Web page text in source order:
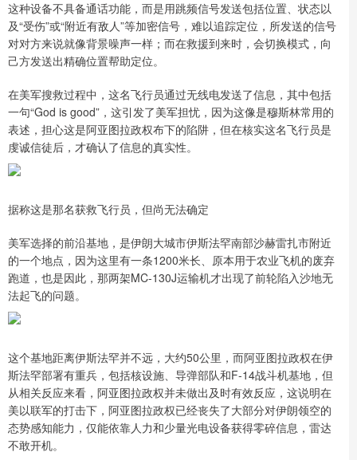
这种设备不具备通话功能，而是用跳频信号发送包括位置、状态以
及“受伤”或“附近有敌人”等加密信号，难以追踪定位，所发送的信号
对对方来说就像背景噪声一样；而在救援到来时，会切换模式，向
己方发送出精确位置帮助定位。
在美军搜救过程中，这名飞行员通过无线电发送了信息，其中包括
一句“God is good”，这引发了美军担忧，因为这像是穆斯林常用的
表述，担心这是阿亚图拉政权布下的陷阱，但在核实这名飞行员是
虔诚信徒后，才确认了信息的真实性。
据称这是那名获救飞行员，但尚无法确定
美军选择的前沿基地，是伊朗大城市伊斯法罕南部沙赫雷扎市附近
的一个地点，因为这里有一条1200米长、原本用于农业飞机的废弃
跑道，也是因此，那两架MC-130J运输机才出现了前轮陷入沙地无
法起飞的问题。
这个基地距离伊斯法罕并不远，大约50公里，而阿亚图拉政权在伊
斯法罕部署有重兵，包括核设施、导弹部队和F-14战斗机基地，但
从相关反应来看，阿亚图拉政权并未做出及时有效反应，这说明在
美以联军的打击下，阿亚图拉政权已经丧失了大部分对伊朗领空的
态势感知能力，仅能依靠人力和少量光电设备获得零碎信息，雷达
不敢开机。